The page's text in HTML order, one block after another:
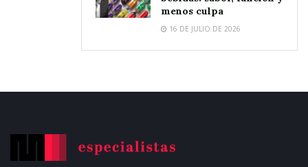
menos culpa
16 DE JULIO DE 2026